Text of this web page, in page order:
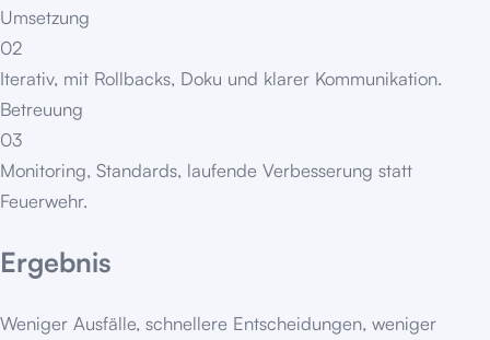
Umsetzung
02
Iterativ, mit Rollbacks, Doku und klarer Kommunikation.
Betreuung
03
Monitoring, Standards, laufende Verbesserung statt
Feuerwehr.
Ergebnis
Weniger Ausfälle, schnellere Entscheidungen, weniger